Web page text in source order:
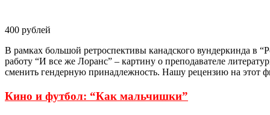
400 рублей
В рамках большой ретроспективы канадского вундеркинда в
работу “И все же Лоранс” – картину о преподавателе
сменить гендерную принадлежность. Нашу рецензию на этот
Кино и футбол: “Как мальчишки”